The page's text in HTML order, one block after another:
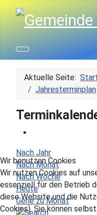
Aktuelle Seite:
Jahresterminplan
Nach Jahr
Nach Monat
Nach Woche
Heute
Gehe zu Monat
Wir benutzen Cookies
Wir nutzen Cookies auf
essenziell für den Betrieb
diese Website und die
Cookies). Sie können